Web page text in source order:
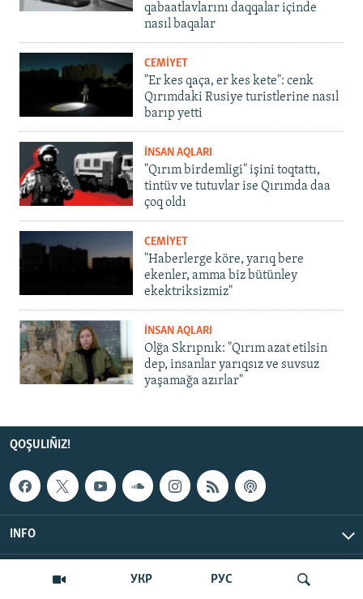
УКР РУС
qabaatlavlarını daqqalar içinde
nasıl baqalar
CEMİYET
"Er kes qaça, er kes kete": cenk
Qırımdaki Rusiye turistlerine nasıl
barıp yetti
İNSAN AQLARI
"Qırım birdemligi" işini toqtattı,
tintüv ve tutuvlar ise Qırımda daa
çoq oldı
CEMİYET
"Haberlerge köre, yarıq bere
ekenler, amma biz bütünley
ekektriksizmiz"
İNSAN AQLARI
Olğa Skrıpnık: "Qırım azat etilsin
dep, insanlar yarıqsız ve suvsuz
yaşamağa azırlar"
QOŞULIÑIZ!
INFO
© Qırım.Aqiqat, 2026 | All Rights Reserved.